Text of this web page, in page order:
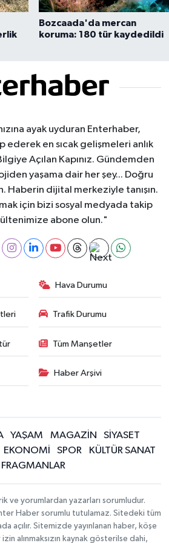
Bozcaada'da mercan
koruma: 180 tür kaydedildi
ayak uyduran Enterhaber,
en sıcak gelişmeleri anlık
Açılan Kapınız. Gündemden
yaşama dair her şey... Doğru
Haberin dijital merkeziyle tanışın.
için bizi sosyal medyada takip
abone olun."
Hava Durumu
Trafik Durumu
Tüm Manşetler
Haber Arşivi
YAŞAM MAGAZİN
SİYASET
EKONOMİ SPOR
KÜLTÜR SANAT
FRAGMANLAR
ve yorumlardan yazarları sorumludur.
Haber sorumlu tutulamaz. Sitedeki tüm
açılır. Sitemizde yayınlanan haber, köşe
alınmaksızın kaynak gösterilse dahi,